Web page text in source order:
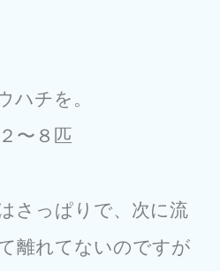
ハチを。
〜８匹
さっぱりで、次に流
離れてないのですが